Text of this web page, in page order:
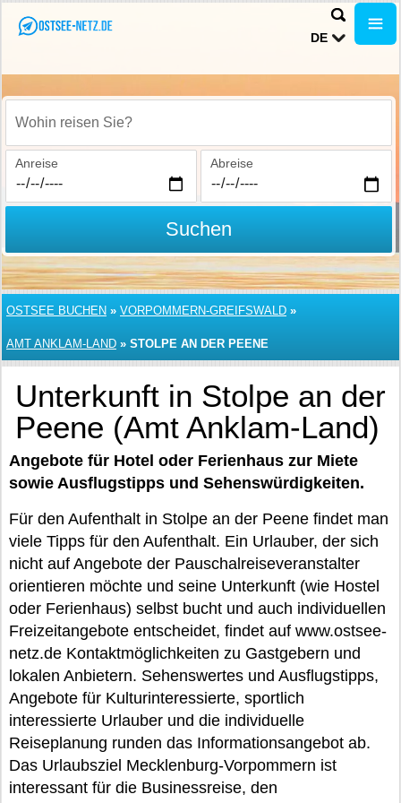
DE
Wohin reisen Sie?
Anreise Abreise
Suchen
OSTSEE BUCHEN » VORPOMMERN-GREIFSWALD »
AMT ANKLAM-LAND » STOLPE AN DER PEENE
Unterkunft in Stolpe an der
Peene (Amt Anklam-Land)
Angebote für Hotel oder Ferienhaus zur Miete
sowie Ausflugstipps und Sehenswürdigkeiten.
Für den Aufenthalt in Stolpe an der Peene findet man
viele Tipps für den Aufenthalt. Ein Urlauber, der sich
nicht auf Angebote der Pauschalreiseveranstalter
orientieren möchte und seine Unterkunft (wie Hostel
oder Ferienhaus) selbst bucht und auch individuellen
Freizeitangebote entscheidet, findet auf www.ostsee-
netz.de Kontaktmöglichkeiten zu Gastgebern und
lokalen Anbietern. Sehenswertes und Ausflugstipps,
Angebote für Kulturinteressierte, sportlich
interessierte Urlauber und die individuelle
Reiseplanung runden das Informationsangebot ab.
Das Urlaubsziel Mecklenburg-Vorpommern ist
interessant für die Businessreise, den